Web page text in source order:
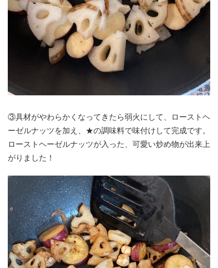
③具材がやわらかくなってきたら弱火にして、ローストヘ
ーゼルナッツを加え、★の調味料で味付けして完成です。
ローストヘーゼルナッツが入った、可愛い炒め物が出来上
がりました！